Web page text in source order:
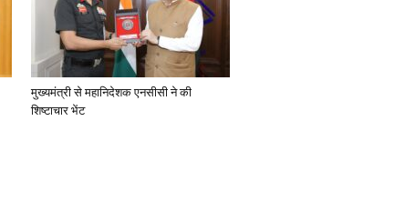
मुख्यमंत्री से महानिदेशक एनसीसी ने की
शिष्टाचार भेंट